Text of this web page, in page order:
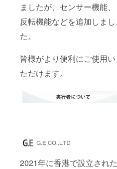
ましたが、センサー機能、
反転機能などを追加しまし
た。
皆様がより便利にご使用い
ただけます。
2021年に香港で設立された